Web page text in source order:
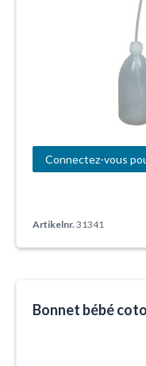
Connectez-vous
Artikelnr. 31341
Bonnet bébé